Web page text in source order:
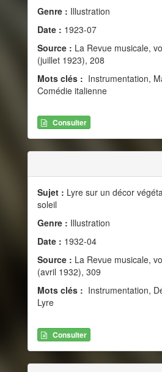
Genre : Illustration
Date : 1923-07
Source : La Revue musicale,
(juillet 1923), 208
Mots clés : Instrumentation,
Comédie italienne
Consulter
Sujet : Lyre sur un décor
soleil
Genre : Illustration
Date : 1932-04
Source : La Revue musicale,
(avril 1932), 309
Mots clés : Instrumentation,
Lyre
Consulter